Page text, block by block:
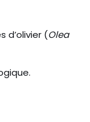
d’olivier (Olea